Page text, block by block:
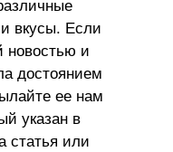
и вкусы. Если
новостью и
достоянием
ее нам
указан в
статья или